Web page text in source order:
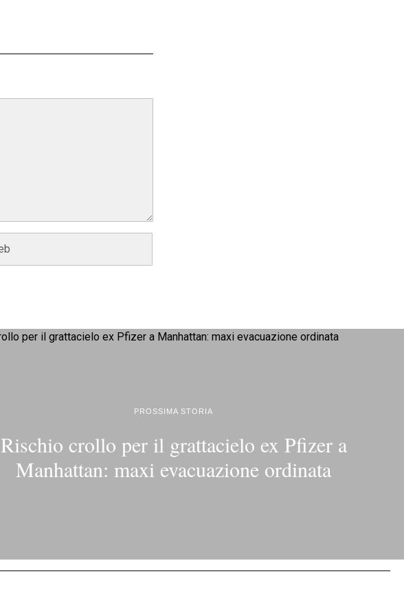
PROSSIMA STORIA
Rischio crollo per il grattacielo ex Pfizer a
Manhattan: maxi evacuazione ordinata